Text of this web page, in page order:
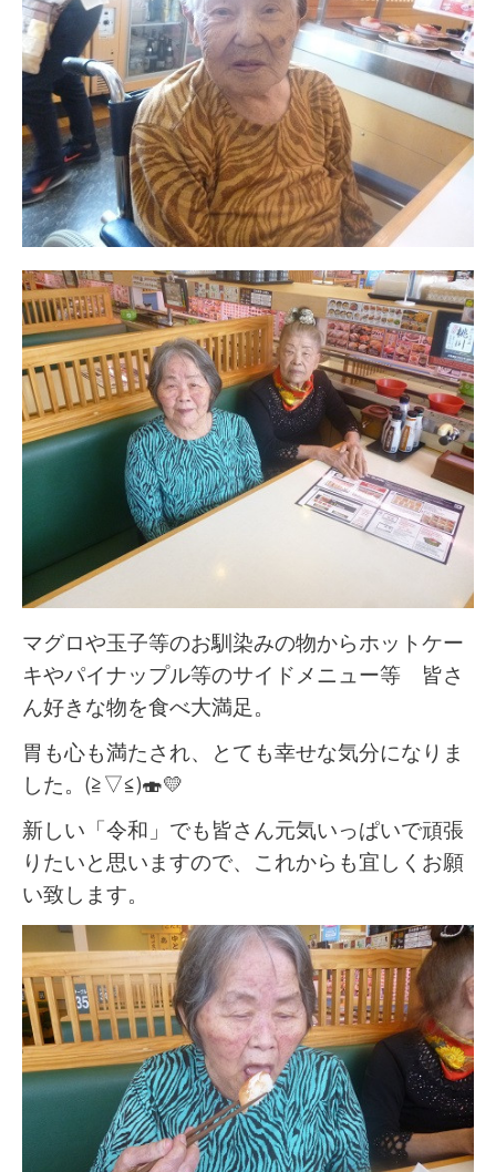
マグロや玉子等のお馴染みの物からホットケー
キやパイナップル等のサイドメニュー等 皆さ
ん好きな物を食べ大満足。
胃も心も満たされ、とても幸せな気分になりま
した。(≧▽≦)🍣💛
新しい「令和」でも皆さん元気いっぱいで頑張
りたいと思いますので、これからも宜しくお願
い致します。